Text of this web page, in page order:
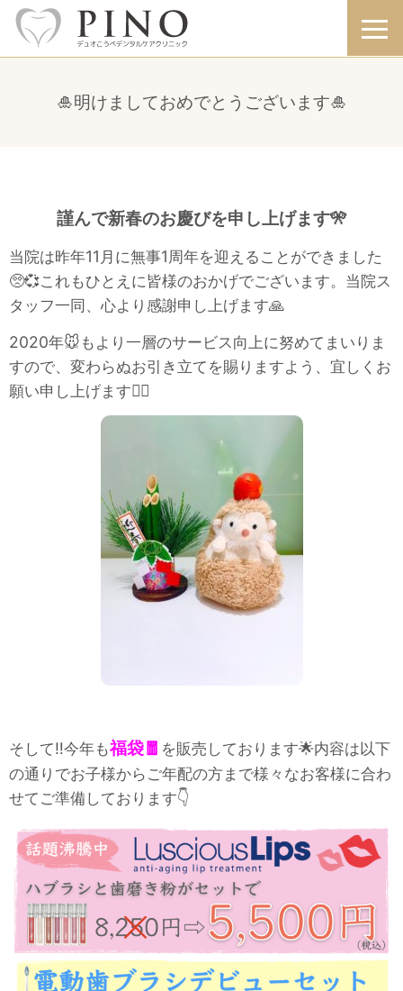
🎍明けましておめでとうございます🎍
謹んで新春のお慶びを申し上げます🎌
当院は昨年11月に無事1周年を迎えることができました
🥺💞これもひとえに皆様のおかげでございます。当院ス
タッフ一同、心より感謝申し上げます🙏
2020年🐭もより一層のサービス向上に努めてまいりま
すので、変わらぬお引き立てを賜りますよう、宜しくお
願い申し上げます🙇‍♀️
そして‼️今年も福袋🧧 を販売しております🌟内容は以下
の通りでお子様からご年配の方まで様々なお客様に合わ
せてご準備しております👇